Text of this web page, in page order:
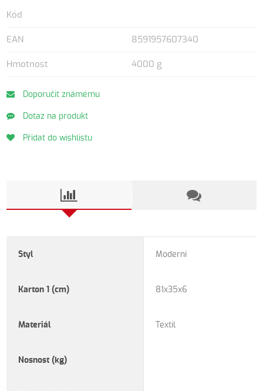
Kód
EAN 8591957607340
Hmotnost 4000 g
Doporučit známému
Dotaz na produkt
Přidat do wishlistu
Styl Moderní
Karton 1 (cm) 81x35x6
Materiál Textil
Nosnost (kg)